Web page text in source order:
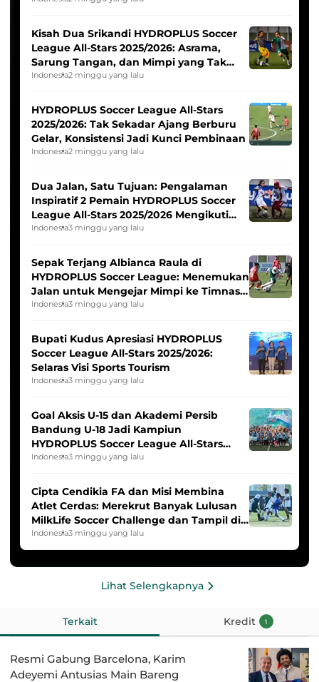
Kisah Dua Srikandi HYDROPLUS Soccer
League All-Stars 2025/2026: Asrama,
Sarung Tangan, dan Mimpi yang Tak
Pernah Padam
Indonesia2 minggu yang lalu
HYDROPLUS Soccer League All-Stars
2025/2026: Tak Sekadar Ajang Berburu
Gelar, Konsistensi Jadi Kunci Pembinaan
Indonesia2 minggu yang lalu
Dua Jalan, Satu Tujuan: Pengalaman
Inspiratif 2 Pemain HYDROPLUS Soccer
League All-Stars 2025/2026 Mengikuti
Seleksi Timnas Indonesia Putri
Indonesia3 minggu yang lalu
Sepak Terjang Albianca Raula di
HYDROPLUS Soccer League: Menemukan
Jalan untuk Mengejar Mimpi ke Timnas
Indonesia Putri
Indonesia3 minggu yang lalu
Bupati Kudus Apresiasi HYDROPLUS
Soccer League All-Stars 2025/2026:
Selaras Visi Sports Tourism
Indonesia3 minggu yang lalu
Goal Aksis U-15 dan Akademi Persib
Bandung U-18 Jadi Kampiun
HYDROPLUS Soccer League All-Stars
2025/2026
Indonesia3 minggu yang lalu
Cipta Cendikia FA dan Misi Membina
Atlet Cerdas: Merekrut Banyak Lulusan
MilkLife Soccer Challenge dan Tampil di
HYDROPLUS Soccer League
Indonesia3 minggu yang lalu
Lihat Selengkapnya
Terkait Kredit 1
Resmi Gabung Barcelona, Karim
Adeyemi Antusias Main Bareng